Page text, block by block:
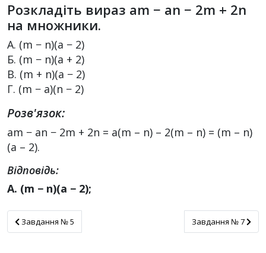
Розкладіть вираз am − an − 2m + 2n
на множники.
А. (m − n)(a − 2)
Б. (m − n)(a + 2)
В. (m + n)(a − 2)
Г. (m − a)(n − 2)
Розв'язок:
am − an − 2m + 2n = a(m – n) – 2(m – n) = (m – n)
(a – 2).
Відповідь:
А. (m − n)(a − 2);
Завдання № 5
Завдання № 5 Завдання № 7
Завдання № 7